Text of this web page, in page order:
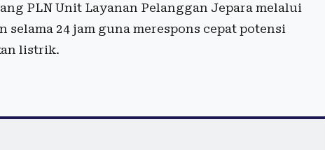
PLN Unit Layanan Pelanggan Jepara melalui
24 jam guna merespons cepat potensi
listrik.